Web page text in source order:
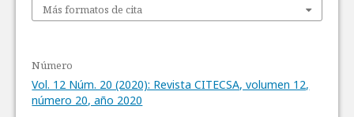
Más formatos de cita
Número
Vol. 12 Núm. 20 (2020): Revista CITECSA, volumen 12,
número 20, año 2020